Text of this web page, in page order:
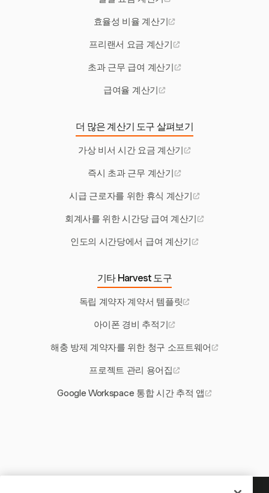
효율성 비율 계산기
프리랜서 요금 계산기
초과 근무 급여 계산기
급여율 계산기
더 많은 계산기 도구 살펴보기
가상 비서 시간 요금 계산기
즉시 초과 근무 계산기
시급 근로자를 위한 휴식 계산기
회계사를 위한 시간당 급여 계산기
인도의 시간당에서 급여 계산기
기타 Harvest 도구
독립 계약자 계약서 템플릿
아이폰 경비 추적기
해충 방제 계약자를 위한 청구 소프트웨어
프로젝트 관리 용어집
Google Workspace 통합 시간 추적 앱